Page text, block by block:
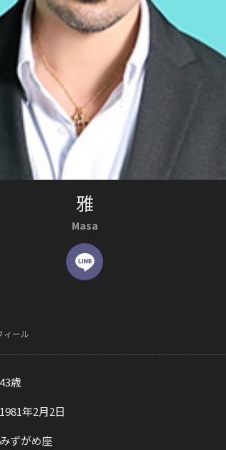
雅
Masa
ィール
43歳
1981年2月2日
みずがめ座